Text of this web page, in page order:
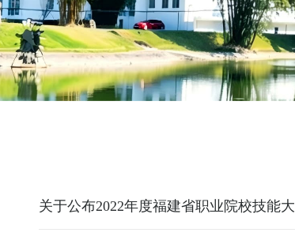
关于公布2022年度福建省职业院校技能